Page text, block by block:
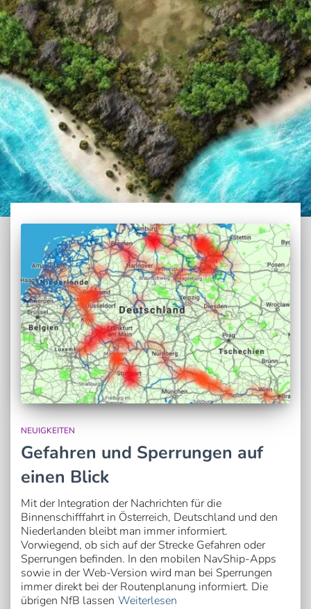
NEUIGKEITEN
Gefahren und Sperrungen auf
einen Blick
Mit der Integration der Nachrichten für die
Binnenschifffahrt in Österreich, Deutschland und den
Niederlanden bleibt man immer informiert.
Vorwiegend, ob sich auf der Strecke Gefahren oder
Sperrungen befinden. In den mobilen NavShip-Apps
sowie in der Web-Version wird man bei Sperrungen
immer direkt bei der Routenplanung informiert. Die
übrigen NfB lassen Weiterlesen